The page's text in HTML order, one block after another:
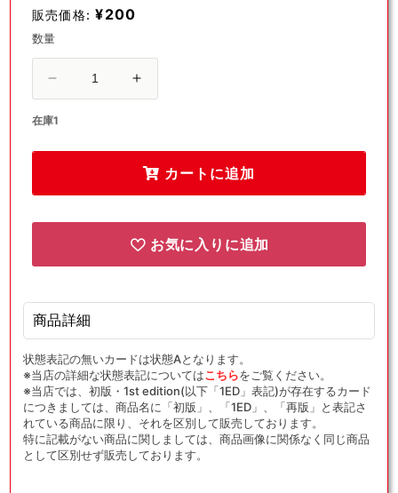
を
開
く
販売価格: ¥200
数量
ス
タ
ボ
ブ
(D)
{グ
ッ
ズ}
〈034/034〉
[HSplus]
の
数
モ
タ
ー
ボ
ル:
ブ
{グ
ッ
ズ}
〈034/034〉
[HSplus]
の
数
在庫1
カートに追加
お気に入りに追加
商品詳細
状態表記の無いカードは状態Aとなります。
※当店の詳細な状態表記についてはこちらをご覧ください。
※当店では、初版・1st edition(以下「1ED」表記)が存在するカード
につきましては、商品名に「初版」、「1ED」、「再版」と表記さ
れている商品に限り、それを区別して販売しております。
特に記載がない商品に関しましては、商品画像に関係なく同じ商品
として区別せず販売しております。